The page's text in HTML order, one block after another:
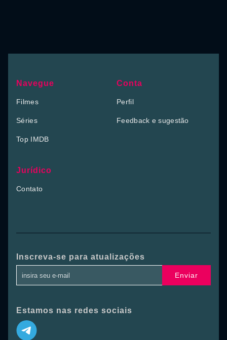
Navegue
Filmes
Séries
Top IMDB
Conta
Perfil
Feedback e sugestão
Jurídico
Contato
Inscreva-se para atualizações
Enviar
Estamos nas redes sociais